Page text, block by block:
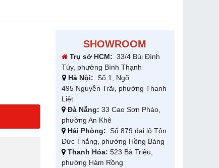
SHOWROOM
Trụ sở HCM: 33/4 Bùi Đình
Túy, phường Bình Thạnh
Hà Nội: Số 1, Ngõ
495 Nguyễn Trãi, phường Thanh
Liệt
Đà Nẵng: 33 Cao Sơn Pháo,
phường An Khê
Hải Phòng: Số 879 đại lộ Tôn
Đức Thắng, phường Hồng Bàng
Thanh Hóa: 523 Bà Triệu,
phường Hàm Rồng